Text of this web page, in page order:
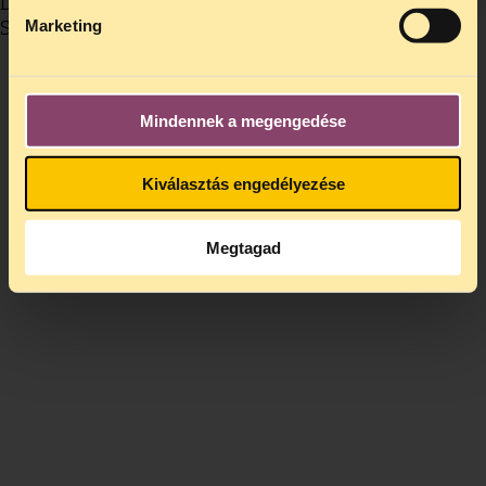
Marketing
Mindennek a megengedése
Kiválasztás engedélyezése
Megtagad
Szabadságjogokért